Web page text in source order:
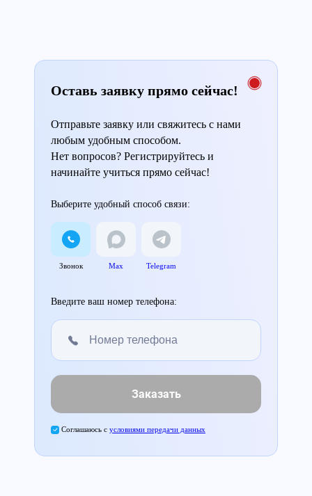
Оставь заявку прямо сейчас!
Отправьте заявку или свяжитесь с нами
любым удобным способом.
Нет вопросов? Регистрируйтесь и
начинайте учиться прямо сейчас!
Выберите удобный способ связи:
Звонок Max Telegram
Введите ваш номер телефона:
Заказать
Соглашаюсь с условиями передачи данных